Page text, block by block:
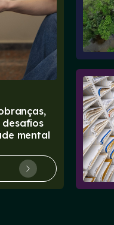
desafios
mental